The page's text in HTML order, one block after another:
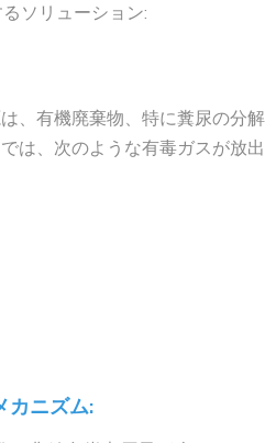
ソリューション:
、有機廃棄物、特に糞尿の分解
は、次のような有毒ガスが放出
カニズム: